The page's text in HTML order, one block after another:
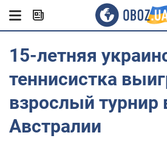
15-летняя
теннисистка
взрослый турнир
Австралии